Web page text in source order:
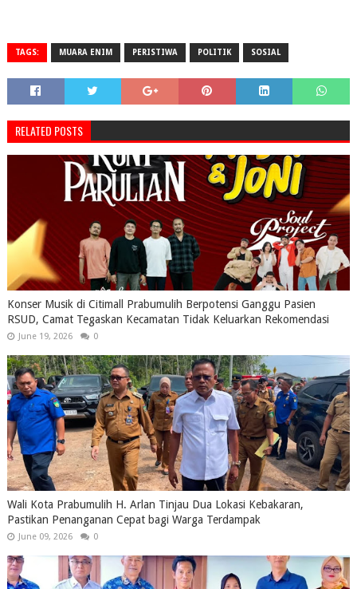
TAGS: MUARA ENIM PERISTIWA POLITIK SOSIAL
RELATED POSTS
Konser Musik di Citimall Prabumulih Berpotensi Ganggu Pasien
RSUD, Camat Tegaskan Kecamatan Tidak Keluarkan Rekomendasi
June 19, 2026 0
Wali Kota Prabumulih H. Arlan Tinjau Dua Lokasi Kebakaran,
Pastikan Penanganan Cepat bagi Warga Terdampak
June 09, 2026 0